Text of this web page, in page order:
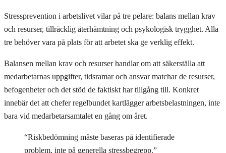
Stressprevention i arbetslivet vilar på tre pelare: balans mellan krav
och resurser, tillräcklig återhämtning och psykologisk trygghet. Alla
tre behöver vara på plats för att arbetet ska ge verklig effekt.
Balansen mellan krav och resurser handlar om att säkerställa att
medarbetarnas uppgifter, tidsramar och ansvar matchar de resurser,
befogenheter och det stöd de faktiskt har tillgång till. Konkret
innebär det att chefer regelbundet kartlägger arbetsbelastningen, inte
bara vid medarbetarsamtalet en gång om året.
“Riskbedömning måste baseras på identifierade
problem, inte på generella stressbegrepp.”